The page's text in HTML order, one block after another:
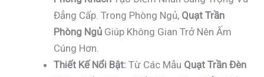
Đẳng Cấp. Trong Phòng Ngủ, Quạt Trần
Phòng Ngủ Giúp Không Gian Trở Nên Ấm
Cúng Hơn.
Thiết Kế Nổi Bật: Từ Các Mẫu Quạt Trần Đèn